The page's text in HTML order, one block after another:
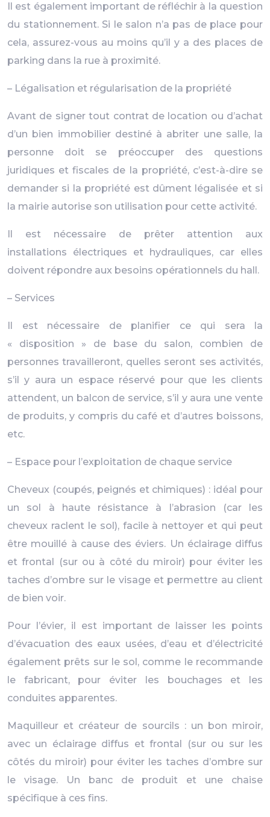
Il est également important de réfléchir à la question
du stationnement. Si le salon n’a pas de place pour
cela, assurez-vous au moins qu’il y a des places de
parking dans la rue à proximité.
– Légalisation et régularisation de la propriété
Avant de signer tout contrat de location ou d’achat
d’un bien immobilier destiné à abriter une salle, la
personne doit se préoccuper des questions
juridiques et fiscales de la propriété, c’est-à-dire se
demander si la propriété est dûment légalisée et si
la mairie autorise son utilisation pour cette activité.
Il est nécessaire de prêter attention aux
installations électriques et hydrauliques, car elles
doivent répondre aux besoins opérationnels du hall.
– Services
Il est nécessaire de planifier ce qui sera la
« disposition » de base du salon, combien de
personnes travailleront, quelles seront ses activités,
s’il y aura un espace réservé pour que les clients
attendent, un balcon de service, s’il y aura une vente
de produits, y compris du café et d’autres boissons,
etc.
– Espace pour l’exploitation de chaque service
Cheveux (coupés, peignés et chimiques) : idéal pour
un sol à haute résistance à l’abrasion (car les
cheveux raclent le sol), facile à nettoyer et qui peut
être mouillé à cause des éviers. Un éclairage diffus
et frontal (sur ou à côté du miroir) pour éviter les
taches d’ombre sur le visage et permettre au client
de bien voir.
Pour l’évier, il est important de laisser les points
d’évacuation des eaux usées, d’eau et d’électricité
également prêts sur le sol, comme le recommande
le fabricant, pour éviter les bouchages et les
conduites apparentes.
Maquilleur et créateur de sourcils : un bon miroir,
avec un éclairage diffus et frontal (sur ou sur les
côtés du miroir) pour éviter les taches d’ombre sur
le visage. Un banc de produit et une chaise
spécifique à ces fins.